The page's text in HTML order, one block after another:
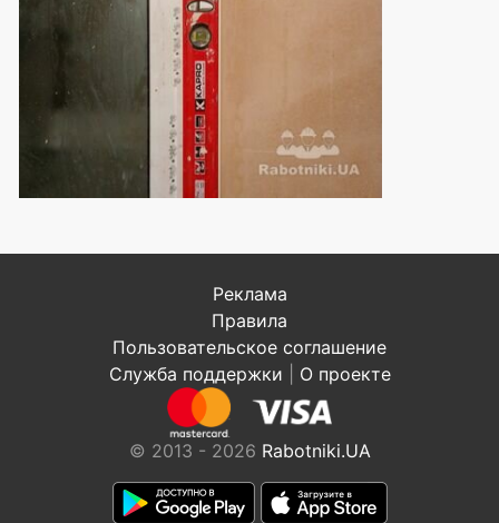
Реклама
Правила
Пользовательское соглашение
Служба поддержки
О проекте
© 2013 - 2026 Rabotniki.UA